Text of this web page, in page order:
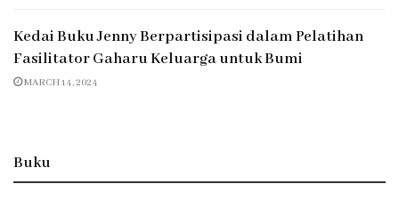
Kedai Buku Jenny Berpartisipasi dalam Pelatihan
Fasilitator Gaharu Keluarga untuk Bumi
MARCH 14, 2024
Buku